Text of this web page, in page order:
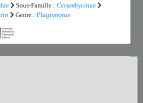
Sous-Famille : Cerambycinae
Genre : Plagionotus